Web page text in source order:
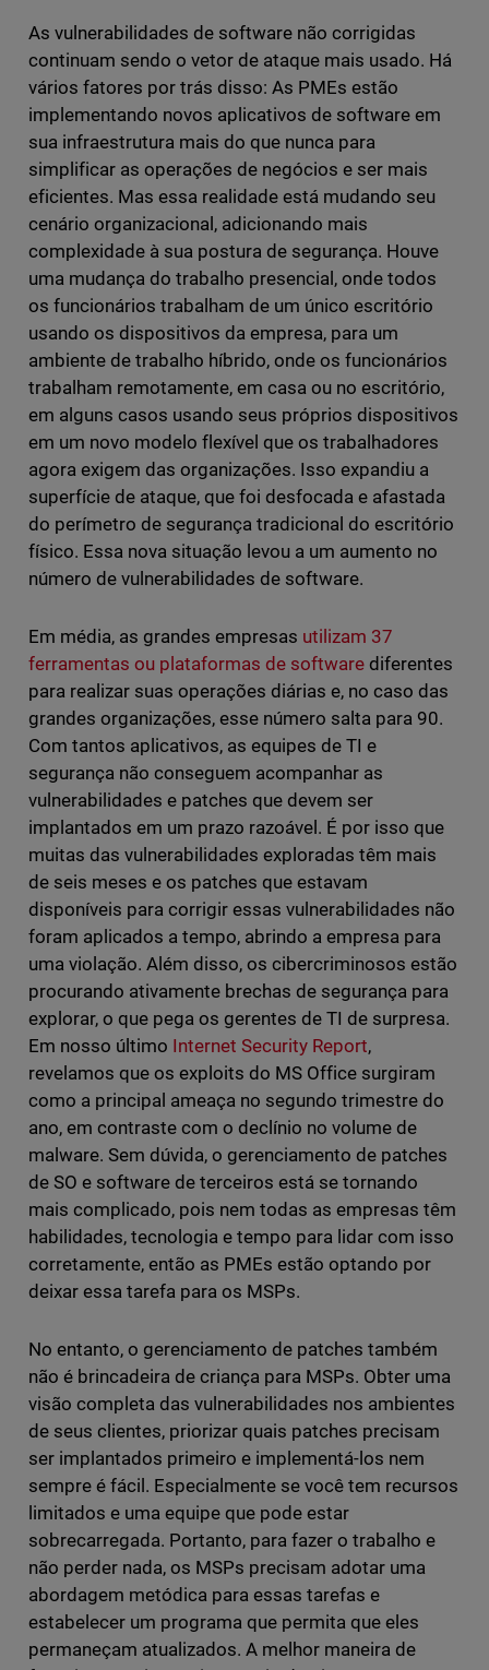
As vulnerabilidades de software não corrigidas
continuam sendo o vetor de ataque mais usado. Há
vários fatores por trás disso: As PMEs estão
implementando novos aplicativos de software em
sua infraestrutura mais do que nunca para
simplificar as operações de negócios e ser mais
eficientes. Mas essa realidade está mudando seu
cenário organizacional, adicionando mais
complexidade à sua postura de segurança. Houve
uma mudança do trabalho presencial, onde todos
os funcionários trabalham de um único escritório
usando os dispositivos da empresa, para um
ambiente de trabalho híbrido, onde os funcionários
trabalham remotamente, em casa ou no escritório,
em alguns casos usando seus próprios dispositivos
em um novo modelo flexível que os trabalhadores
agora exigem das organizações. Isso expandiu a
superfície de ataque, que foi desfocada e afastada
do perímetro de segurança tradicional do escritório
físico. Essa nova situação levou a um aumento no
número de vulnerabilidades de software.
Em média, as grandes empresas utilizam 37
ferramentas ou plataformas de software diferentes
para realizar suas operações diárias e, no caso das
grandes organizações, esse número salta para 90.
Com tantos aplicativos, as equipes de TI e
segurança não conseguem acompanhar as
vulnerabilidades e patches que devem ser
implantados em um prazo razoável. É por isso que
muitas das vulnerabilidades exploradas têm mais
de seis meses e os patches que estavam
disponíveis para corrigir essas vulnerabilidades não
foram aplicados a tempo, abrindo a empresa para
uma violação. Além disso, os cibercriminosos estão
procurando ativamente brechas de segurança para
explorar, o que pega os gerentes de TI de surpresa.
Em nosso último Internet Security Report,
revelamos que os exploits do MS Office surgiram
como a principal ameaça no segundo trimestre do
ano, em contraste com o declínio no volume de
malware. Sem dúvida, o gerenciamento de patches
de SO e software de terceiros está se tornando
mais complicado, pois nem todas as empresas têm
habilidades, tecnologia e tempo para lidar com isso
corretamente, então as PMEs estão optando por
deixar essa tarefa para os MSPs.
No entanto, o gerenciamento de patches também
não é brincadeira de criança para MSPs. Obter uma
visão completa das vulnerabilidades nos ambientes
de seus clientes, priorizar quais patches precisam
ser implantados primeiro e implementá-los nem
sempre é fácil. Especialmente se você tem recursos
limitados e uma equipe que pode estar
sobrecarregada. Portanto, para fazer o trabalho e
não perder nada, os MSPs precisam adotar uma
abordagem metódica para essas tarefas e
estabelecer um programa que permita que eles
permaneçam atualizados. A melhor maneira de